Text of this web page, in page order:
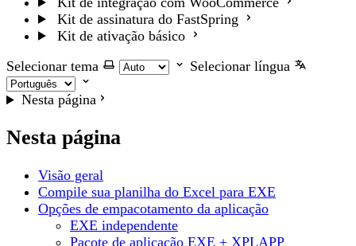
Kit de assinatura do FastSpring
Kit de ativação básico
Selecionar tema
Selecionar língua
Nesta página
Nesta página
Visão geral
Compile sua planilha do Excel para EXE
Opções de empacotamento da aplicação
EXE independente
Pacote de aplicação EXE + XPLAPP